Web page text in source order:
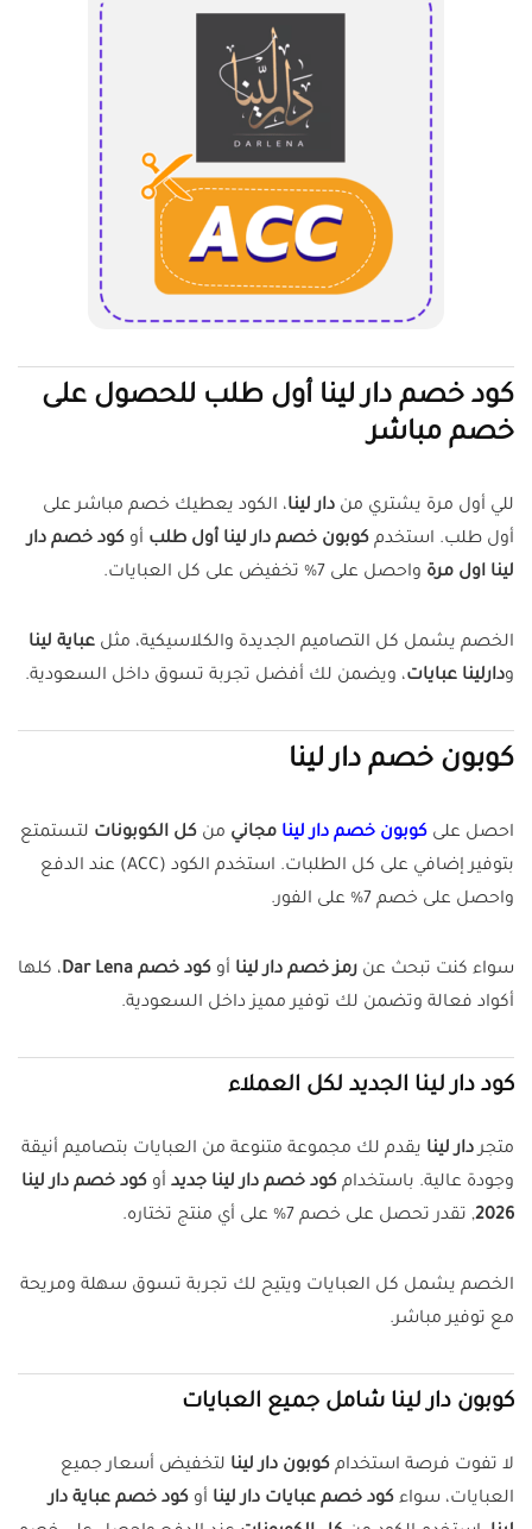
كود خصم دار لينا أول طلب للحصول على
خصم مباشر
للي أول مرة يشتري من دار لينا، الكود يعطيك خصم مباشر على
أول طلب. استخدم كوبون خصم دار لينا أول طلب أو كود خصم دار
لينا اول مرة واحصل على 7% تخفيض على كل العبايات.
الخصم يشمل كل التصاميم الجديدة والكلاسيكية، مثل عباية لينا
ودارلينا عبايات، ويضمن لك أفضل تجربة تسوق داخل السعودية.
كوبون خصم دار لينا
احصل على كوبون خصم دار لينا مجاني من كل الكوبونات لتستمتع
بتوفير إضافي على كل الطلبات. استخدم الكود (ACC) عند الدفع
واحصل على خصم 7% على الفور.
سواء كنت تبحث عن رمز خصم دار لينا أو كود خصم Dar Lena
، كلها
أكواد فعالة وتضمن لك توفير مميز داخل السعودية.
كود دار لينا الجديد لكل العملاء
متجردار لينا يقدم لك مجموعة متنوعة من العبايات بتصاميم أنيقة
وجودة عالية. باستخدام كود خصم دار لينا جديد أو كود خصم دار لينا
2026, تقدر تحصل على خصم 7% على أي منتج تختاره.
الخصم يشمل كل العبايات ويتيح لك تجربة تسوق سهلة ومريحة
مع توفير مباشر.
كوبون دار لينا شامل جميع العبايات
لا تفوت فرصة استخدام كوبون دار لينا لتخفيض أسعار جميع
العبايات، سواء كود خصم عبايات دار لينا أو كود خصم عباية دار